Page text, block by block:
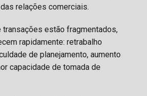
relações comerciais.
transações estão fragmentados,
rapidamente: retrabalho
de planejamento, aumento
capacidade de tomada de